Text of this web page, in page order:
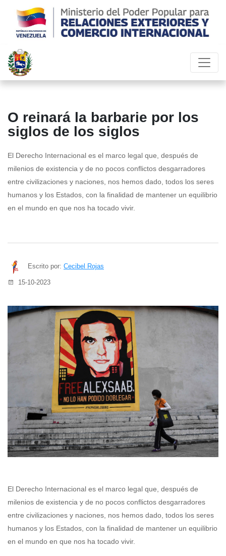
O reinará la barbarie por los
siglos de los siglos
El Derecho Internacional es el marco legal que, después de
milenios de existencia y de no pocos conflictos desgarradores
entre civilizaciones y naciones, nos hemos dado, todos los seres
humanos y los Estados, con la finalidad de mantener un equilibrio
en el mundo en que nos ha tocado vivir.
Escrito por: Cecibel Rojas
15-10-2023
El Derecho Internacional es el marco legal que, después de
milenios de existencia y de no pocos conflictos desgarradores
entre civilizaciones y naciones, nos hemos dado, todos los seres
humanos y los Estados, con la finalidad de mantener un equilibrio
en el mundo en que nos ha tocado vivir.